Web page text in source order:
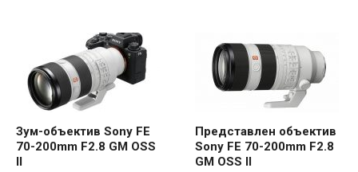
Зум-объектив Sony FE
70-200mm F2.8 GM OSS
Представлен объектив
Sony FE 70-200mm F2.8
GM OSS II